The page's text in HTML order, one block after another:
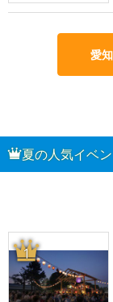
愛
夏の人気イベ
1